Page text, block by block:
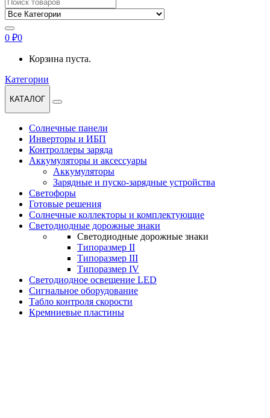
0 ₽0
Корзина пуста.
Категории
КАТАЛОГ
Солнечные панели
Инверторы и ИБП
Контроллеры заряда
Аккумуляторы и аксессуары
Аккумуляторы
Зарядные и пуско-зарядные устройства
Светофоры
Готовые решения
Солнечные коллекторы и комплектующие
Светодиодные дорожные знаки
Светодиодные дорожные знаки
Типоразмер II
Типоразмер III
Типоразмер IV
Светодиодное освещение LED
Сигнальное оборудование
Табло контроля скорости
Кремниевые пластины